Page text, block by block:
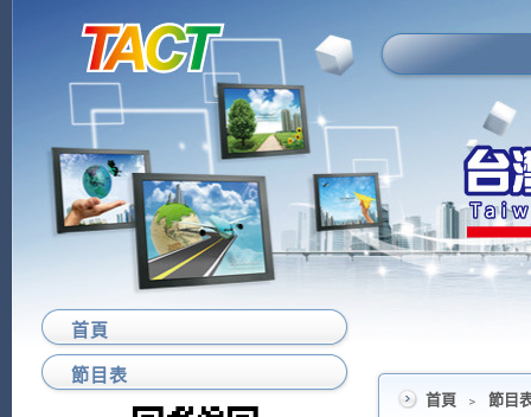
首頁 ﹥ 節目
首頁
節目表